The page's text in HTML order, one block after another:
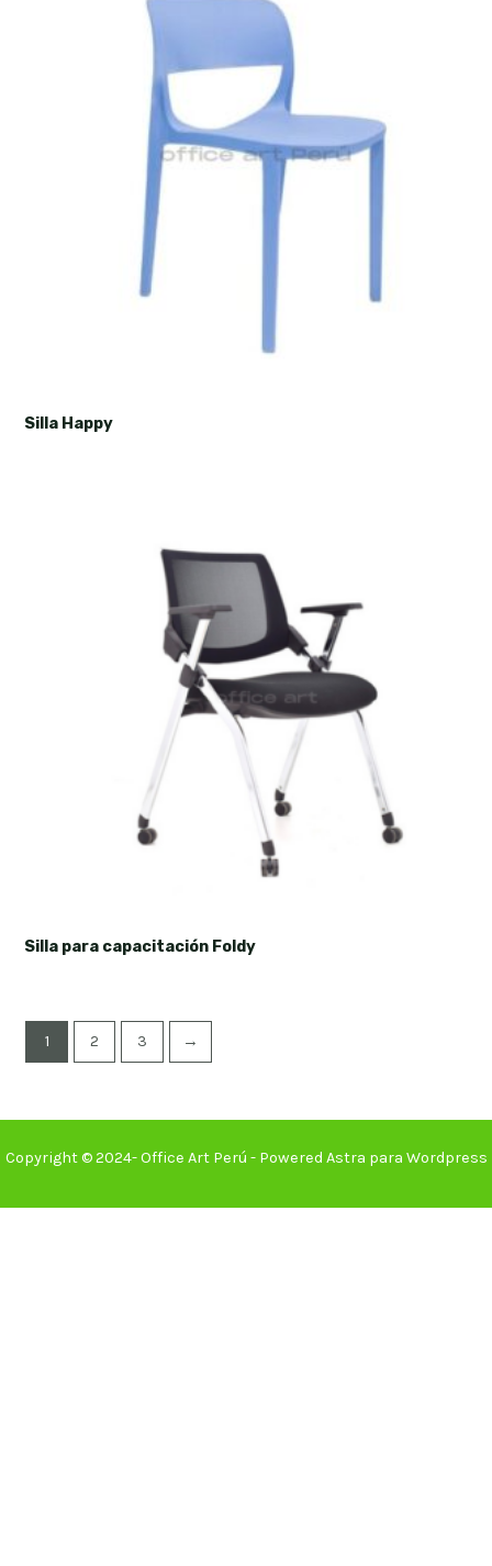
Silla Happy
Silla para capacitación Foldy
1 2 3 →
Copyright © 2024- Office Art Perú - Powered Astra para Wordpress